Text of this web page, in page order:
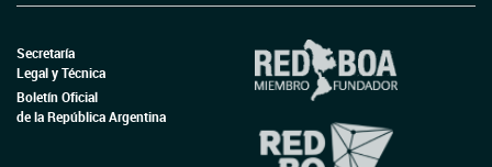
Secretaría
Legal y Técnica
Boletín Oficial
de la República Argentina